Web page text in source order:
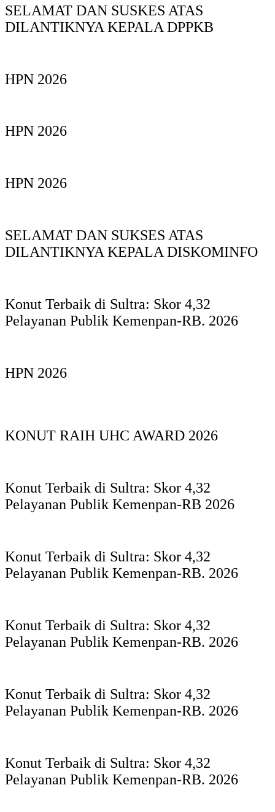
SELAMAT DAN SUSKES ATAS
DILANTIKNYA KEPALA DPPKB
HPN 2026
HPN 2026
HPN 2026
SELAMAT DAN SUKSES ATAS
DILANTIKNYA KEPALA DISKOMINFO
Konut Terbaik di Sultra: Skor 4,32
Pelayanan Publik Kemenpan-RB. 2026
HPN 2026
KONUT RAIH UHC AWARD 2026
Konut Terbaik di Sultra: Skor 4,32
Pelayanan Publik Kemenpan-RB 2026
Konut Terbaik di Sultra: Skor 4,32
Pelayanan Publik Kemenpan-RB. 2026
Konut Terbaik di Sultra: Skor 4,32
Pelayanan Publik Kemenpan-RB. 2026
Konut Terbaik di Sultra: Skor 4,32
Pelayanan Publik Kemenpan-RB. 2026
Konut Terbaik di Sultra: Skor 4,32
Pelayanan Publik Kemenpan-RB. 2026